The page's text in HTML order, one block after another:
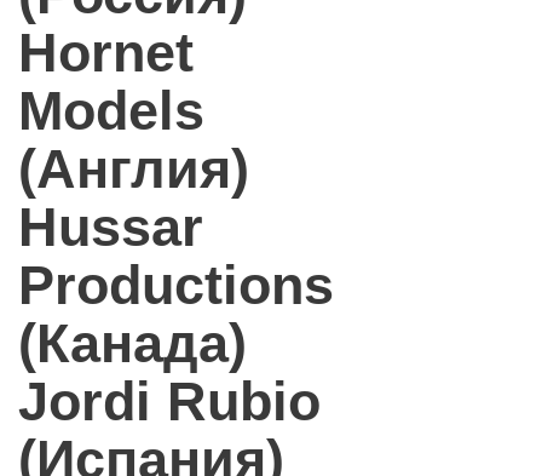
Hornet
Models
(Англия)
Hussar
Productions
(Канада)
Jordi Rubio
(Испания)